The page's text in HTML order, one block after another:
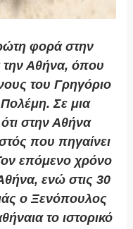
φορά στην
την Αθήνα, όπου
του Γρηγόριο
Σε μια
στην Αθήνα
που πηγαίνει
επόμενο χρόνο
ενώ στις 30
ο Ξενόπουλος
το ιστορικό